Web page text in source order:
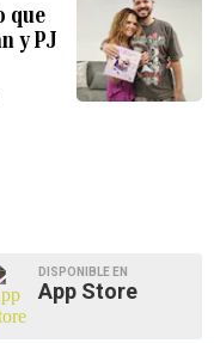
que
y PJ
DISPONIBLE EN
App Store